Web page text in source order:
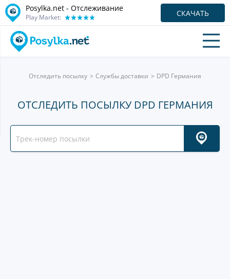
Posylka.net - Отслеживание
Play Market: СКАЧАТЬ
Отследить посылку Службы доставки DPD Германия
ОТСЛЕДИТЬ ПОСЫЛКУ DPD ГЕРМАНИЯ